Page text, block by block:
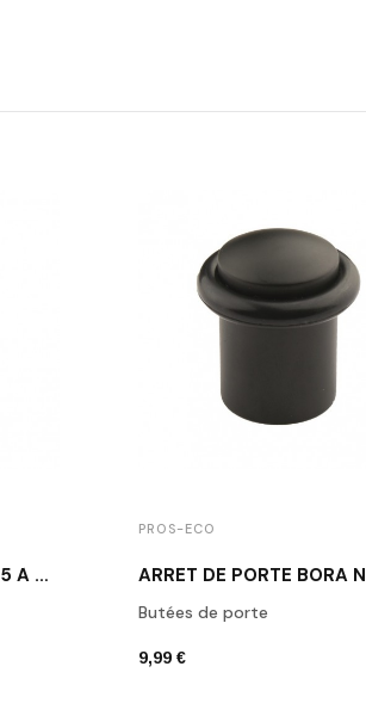
PACK DE 10 FOURREAUX 5 À 6 MM
PROS-ECO
ARRÊT DE PORTE BORA
Butées de porte
9,99 €